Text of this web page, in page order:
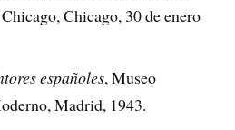
Chicago, 30 de enero
españoles, Museo
Madrid, 1943.